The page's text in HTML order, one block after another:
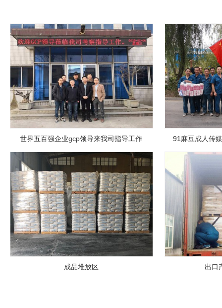
世界五百强企业gcp领导来我司指导工作 91麻豆成人传
成品堆放区 出口